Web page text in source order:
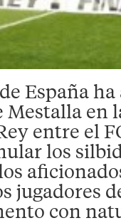
España
Mestalla en
entre el
los
jugadores
con